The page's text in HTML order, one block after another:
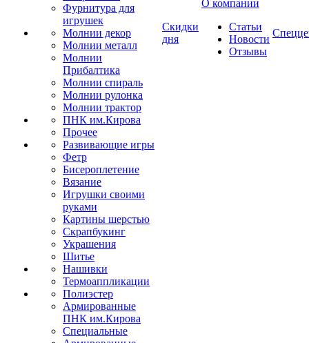
Фурнитура для
игрушек
Молнии декор
Молнии металл
Молнии
Прибалтика
Молнии спираль
Молнии рулонка
Молнии трактор
ПНК им.Кирова
Прочее
Развивающие игры
Фетр
Бисероплетение
Вязание
Игрушки своими
руками
Картины шерстью
Скрапбукинг
Украшения
Шитье
Нашивки
Термоаппликации
Полиэстер
Армированные
ПНК им.Кирова
Специальные
Скидки
дня
О компании
Статьи
Новости
Отзывы